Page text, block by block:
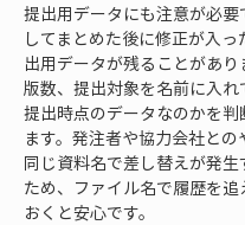
提出用データにも注意が必要
してまとめた後に修正が入
出用データが残ることがあり
版数、提出対象を名前に入れ
提出時点のデータなのかを判
ます。発注者や協力会社との
同じ資料名で差し替えが発生
ため、ファイル名で履歴を追
おくと安心です。